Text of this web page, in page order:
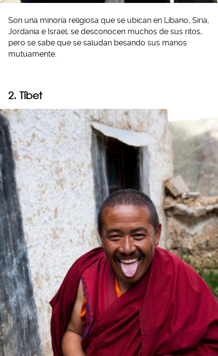
Son una minoría religiosa que se ubican en Líbano, Siria,
Jordania e Israel; se desconocen muchos de sus ritos,
pero se sabe que se saludan besando sus manos
mutuamente.
2. Tíbet